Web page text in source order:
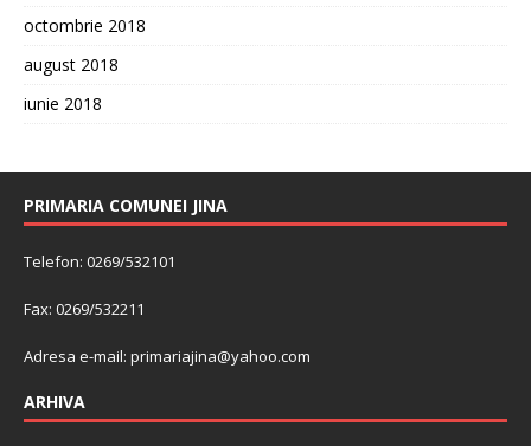
octombrie 2018
august 2018
iunie 2018
PRIMARIA COMUNEI JINA
Telefon: 0269/532101
Fax: 0269/532211
Adresa e-mail: primariajina@yahoo.com
ARHIVA